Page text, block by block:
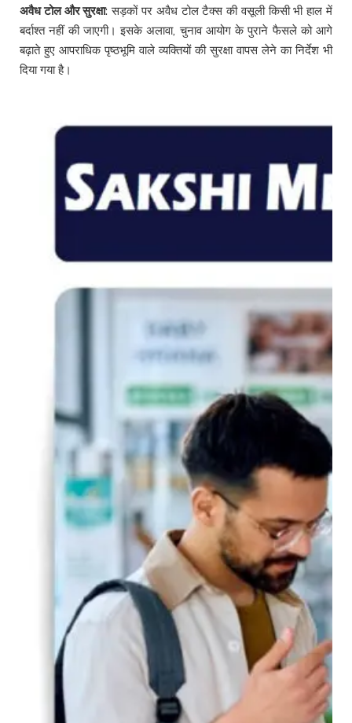
अवैध टोल और सुरक्षा: सड़कों पर अवैध टोल टैक्स की वसूली किसी भी हाल में
बर्दाश्त नहीं की जाएगी। इसके अलावा, चुनाव आयोग के पुराने फैसले को आगे
बढ़ाते हुए आपराधिक पृष्ठभूमि वाले व्यक्तियों की सुरक्षा वापस लेने का निर्देश भी
दिया गया है।